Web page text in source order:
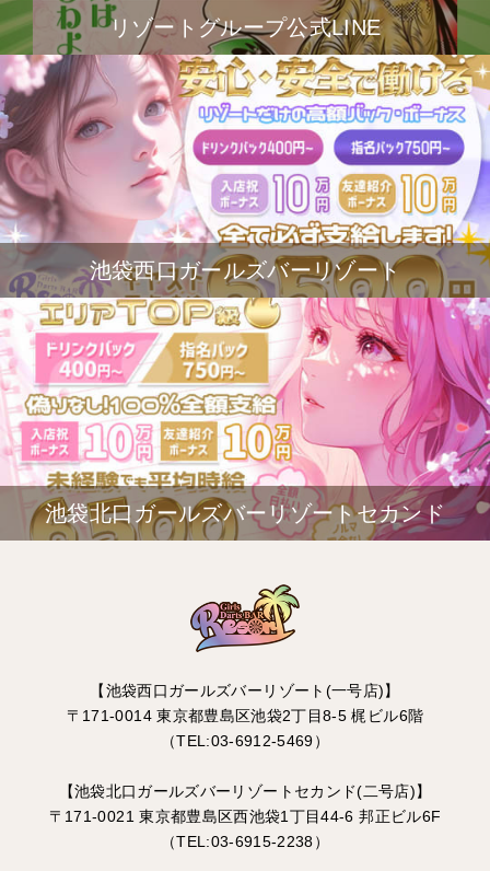
リゾートグループ公式LINE
池袋西口ガールズバーリゾート
池袋北口ガールズバーリゾートセカンド
【池袋西口ガールズバーリゾート(一号店)】
〒171-0014 東京都豊島区池袋2丁目8-5 梶ビル6階
（TEL:03-6912-5469）
【池袋北口ガールズバーリゾートセカンド(二号店)】
〒171-0021 東京都豊島区西池袋1丁目44-6 邦正ビル6F
（TEL:03-6915-2238）